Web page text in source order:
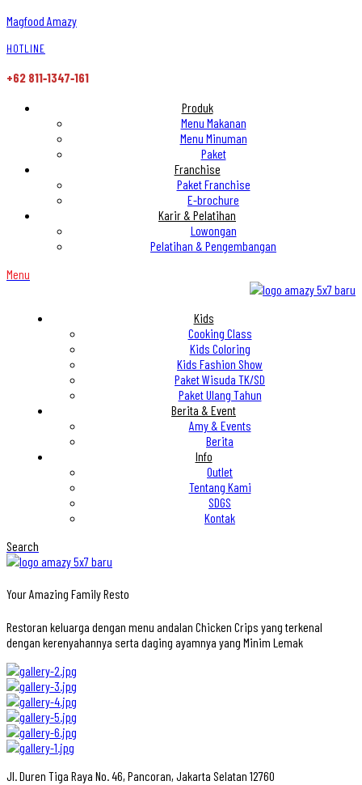
Magfood Amazy
HOTLINE
+62 811‑1347‑161
Produk
Menu Makanan
Menu Minuman
Paket
Franchise
Paket Franchise
E-brochure
Karir & Pelatihan
Lowongan
Pelatihan & Pengembangan
Menu
Kids
Cooking Class
Kids Coloring
Kids Fashion Show
Paket Wisuda TK/SD
Paket Ulang Tahun
Berita & Event
Amy & Events
Berita
Info
Outlet
Tentang Kami
SDGS
Kontak
Search
Your Amazing Family Resto
Restoran keluarga dengan menu andalan Chicken Crips yang terkenal
dengan kerenyahannya serta daging ayamnya yang Minim Lemak
Jl. Duren Tiga Raya No. 46, Pancoran, Jakarta Selatan 12760